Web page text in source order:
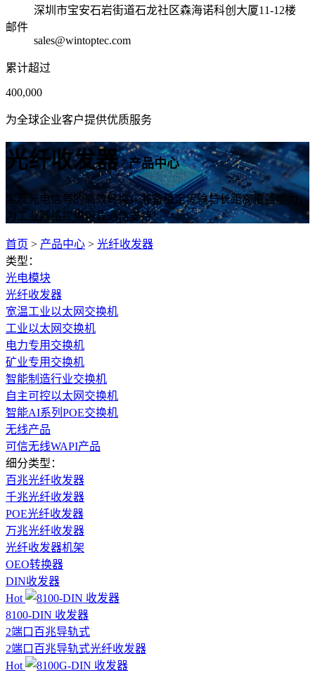
深圳市宝安石岩街道石龙社区森海诺科创大厦11-12楼
邮件
sales@wintoptec.com
累计超过
400,000
为全球企业客户提供优质服务
光纤收发器/ 产品中心
实现光电信号的高效转换，兼备稳定传输与长距离覆盖能力，
为工业网络提供可靠通信支持！
首页 > 产品中心 > 光纤收发器
类型：
光电模块
光纤收发器
宽温工业以太网交换机
工业以太网交换机
电力专用交换机
矿业专用交换机
智能制造行业交换机
自主可控以太网交换机
智能AI系列POE交换机
无线产品
可信无线WAPI产品
细分类型：
百兆光纤收发器
千兆光纤收发器
POE光纤收发器
万兆光纤收发器
光纤收发器机架
OEO转换器
DIN收发器
Hot
8100-DIN 收发器
2端口 百兆导轨式
2端口百兆导轨式光纤收发器
Hot